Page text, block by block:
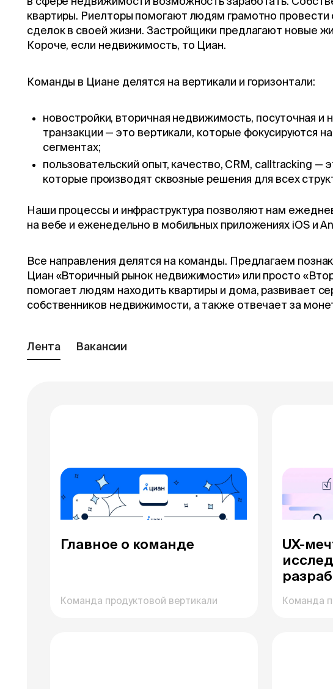
квартиры. Риелторы помогают людям грамотно провести
сделок в своей жизни. Застройщики предлагают новые
Короче, если недвижимость, то Циан.
Команды в Циане делятся на вертикали и горизонтали:
новостройки, вторичная недвижимость, посуточная и
транзакции — это вертикали, которые фокусируются
сегментах;
пользовательский опыт, качество, CRM, calltracking —
которые производят сквозные решения для всех
Наши процессы и инфраструктура позволяют нам
на вебе и еженедельно в мобильных приложениях iOS и
Все направления делятся на команды. Предлагаем
Циан «Вторичный рынок недвижимости» или просто
помогает людям находить квартиры и дома, развивает
собственников недвижимости, а также отвечает за
Лента Вакансии
Главное о команде
Команда продуктовой вертикали
UX-
Команда